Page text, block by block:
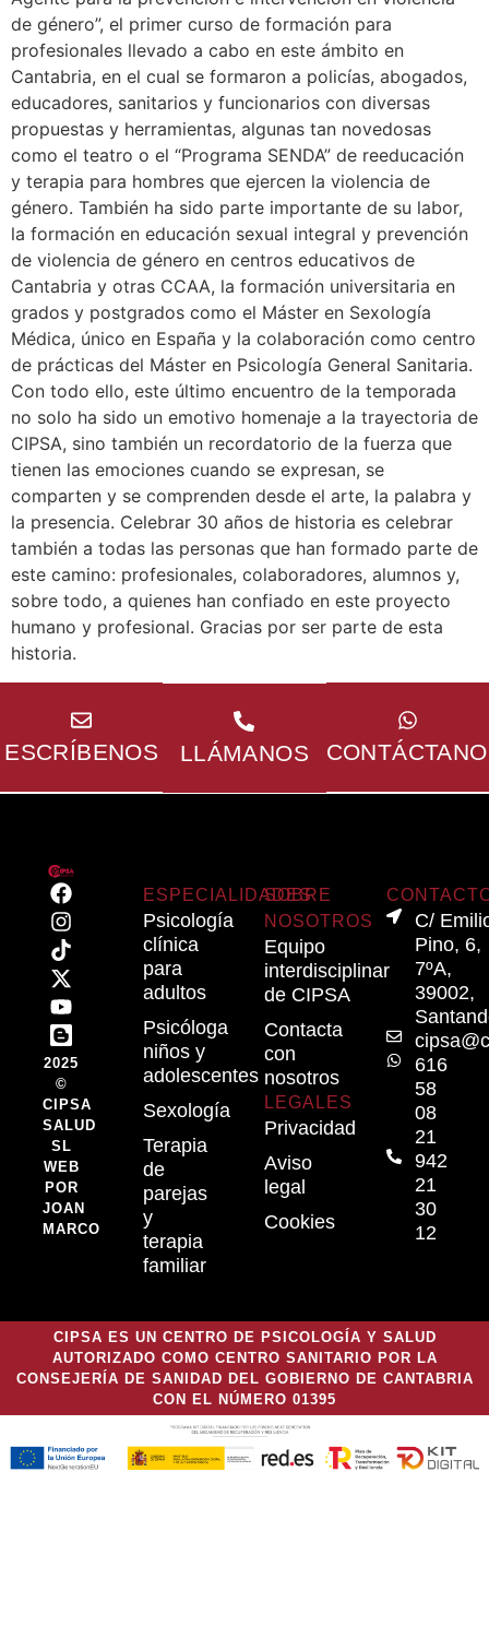
de género”, el primer curso de formación para
profesionales llevado a cabo en este ámbito en
Cantabria, en el cual se formaron a policías, abogados,
educadores, sanitarios y funcionarios con diversas
propuestas y herramientas, algunas tan novedosas
como el teatro o el “Programa SENDA” de reeducación
y terapia para hombres que ejercen la violencia de
género. También ha sido parte importante de su labor,
la formación en educación sexual integral y prevención
de violencia de género en centros educativos de
Cantabria y otras CCAA, la formación universitaria en
grados y postgrados como el Máster en Sexología
Médica, único en España y la colaboración como centro
de prácticas del Máster en Psicología General Sanitaria.
Con todo ello, este último encuentro de la temporada
no solo ha sido un emotivo homenaje a la trayectoria de
CIPSA, sino también un recordatorio de la fuerza que
tienen las emociones cuando se expresan, se
comparten y se comprenden desde el arte, la palabra y
la presencia. Celebrar 30 años de historia es celebrar
también a todas las personas que han formado parte de
este camino: profesionales, colaboradores, alumnos y,
sobre todo, a quienes han confiado en este proyecto
humano y profesional. Gracias por ser parte de esta
historia.
ESCRÍBENOS
respondemos
en 24
LLÁMANOS
viernes
10.00-
13.00 y
16.00-
Te
Lo más
pronto
posible
2025
©
CIPSA
SALUD
SL
WEB
POR
JOAN
MARCO
ESPECIALIDADES
Psicología
clínica
para
adultos
Psicóloga
niños y
adolescentes
Sexología
Terapia
de
parejas
y
terapia
familiar
SOBRE
NOSOTROS
Equipo
interdisciplinar
de CIPSA
Contacta
con
nosotros
LEGALES
Privacidad
Aviso
legal
Cookies
C/
Pino, 6,
7ºA,
39002,
616
58
08
21
942
21
30
12
CIPSA ES UN CENTRO DE PSICOLOGÍA Y SALUD
AUTORIZADO COMO CENTRO SANITARIO POR LA
CONSEJERÍA DE SANIDAD DEL GOBIERNO DE CANTABRIA
CON EL NÚMERO 01395